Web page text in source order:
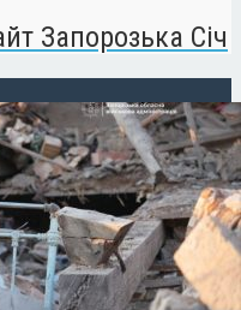
Запорозька Січ